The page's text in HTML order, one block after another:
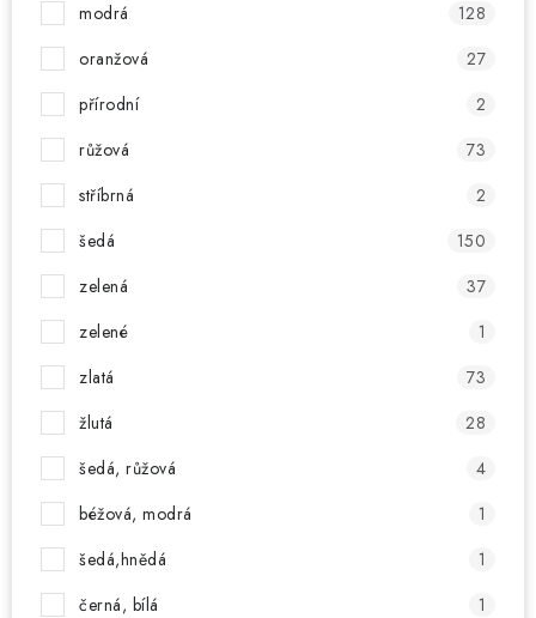
modrá
128
oranžová
27
přírodní
2
růžová
73
stříbrná
2
šedá
150
zelená
37
zelené
1
zlatá
73
žlutá
28
šedá, růžová
4
béžová, modrá
1
šedá,hnědá
1
černá, bílá
1